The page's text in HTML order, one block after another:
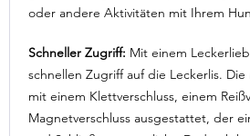
oder andere Aktivitäten mit Ihrem
Schneller Zugriff: Mit einem
schnellen Zugriff auf die Leckerlis.
mit einem Klettverschluss, einem
Magnetverschluss ausgestattet, der